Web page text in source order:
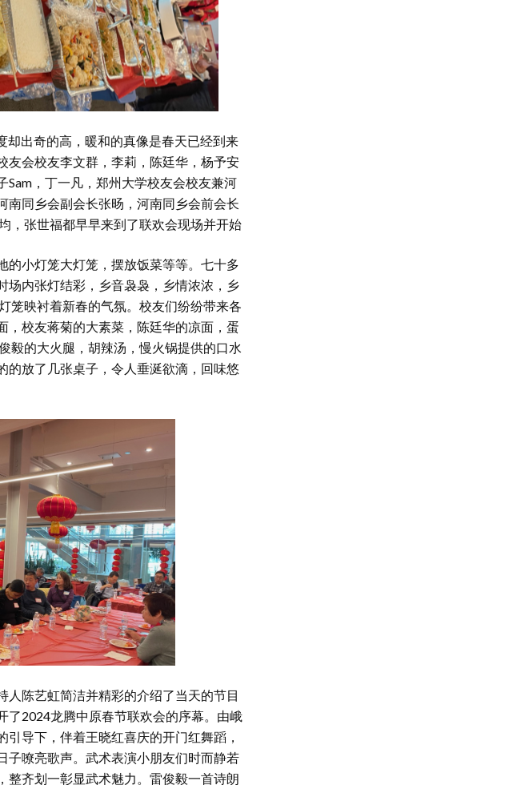
却出奇的高，暖和的真像是春天已经到来
友会校友李文群，李莉，陈廷华，杨予安
Sam，丁一凡，郑州大学校友会校友兼河
南同乡会副会长张旸，河南同乡会前会长
，张世福都早早来到了联欢会现场并开始
的小灯笼大灯笼，摆放饭菜等等。七十多
场内张灯结彩，乡音袅袅，乡情浓浓，乡
笼映衬着新春的气氛。校友们纷纷带来各
，校友蒋菊的大素菜，陈廷华的凉面，蛋
毅的大火腿，胡辣汤，慢火锅提供的口水
的放了几张桌子，令人垂涎欲滴，回味悠
陈艺虹简洁并精彩的介绍了当天的节目
了2024龙腾中原春节联欢会的序幕。由峨
导下，伴着王晓红喜庆的开门红舞蹈，
子嘹亮歌声。武术表演小朋友们时而静若
整齐划一彰显武术魅力。雷俊毅一首诗朗